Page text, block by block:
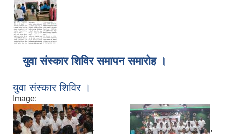
युवा संस्कार शिविर समापन समारोह ।
युवा संस्कार शिविर ।
Image:
, ,